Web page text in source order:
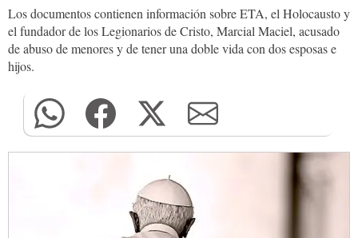
Los documentos contienen información sobre ETA, el Holocausto y
el fundador de los Legionarios de Cristo, Marcial Maciel, acusado
de abuso de menores y de tener una doble vida con dos esposas e
hijos.